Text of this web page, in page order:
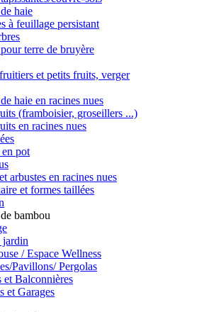
haie
à feuillage persistant
terre de bruyère
et petits fruits, verger
haie en racines nues
(framboisier, groseillers ...)
en racines nues
pot
arbustes en racines nues
et formes taillées
jardin
/ Espace Wellness
Pavillons/ Pergolas
et Balconnières
et Garages